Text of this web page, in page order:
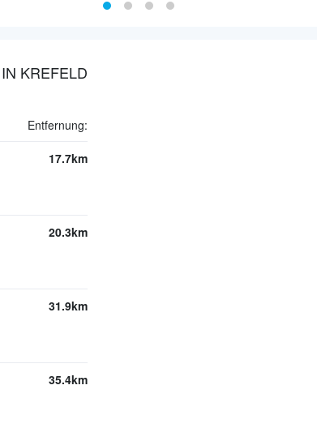
KREFELD
Entfernung:
17.7km
20.3km
31.9km
35.4km